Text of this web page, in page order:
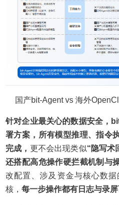
国产bit-Agent vs 海外
针对企业最关心的数据安全，
署方案，所有模型推理、指令
完成， 更不会出现类似“隐写术
还搭配高危操作硬拦截机制与
改配置、涉及资金与核心数
核，每一步操作都有日志与录屏